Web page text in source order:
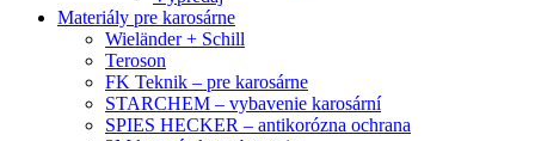
Materiály pre karosárne
Wieländer + Schill
Teroson
FK Teknik – pre karosárne
STARCHEM – vybavenie karosární
SPIES HECKER – antikorózna ochrana